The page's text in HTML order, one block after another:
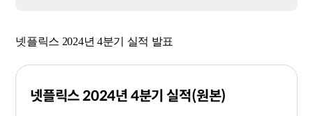
넷플릭스 2024년 4분기 실적 발표
넷플릭스 2024년 4분기 실적(원본)